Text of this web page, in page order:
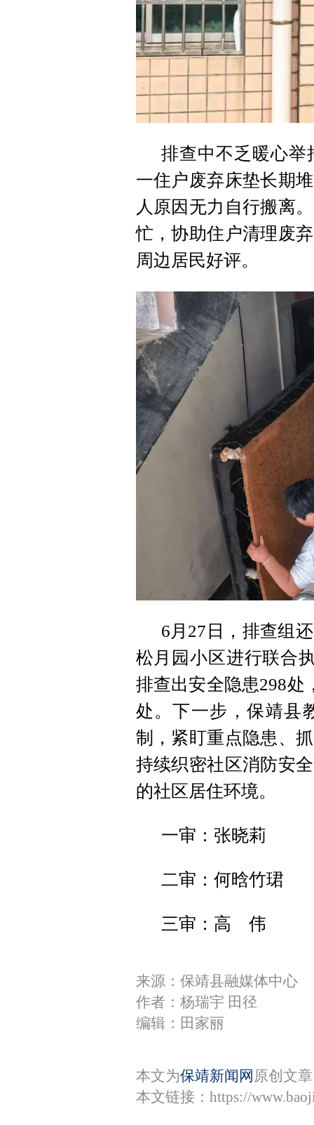
排查中不乏暖心举
一住户废弃床垫长期
人原因无力自行搬离
忙，协助住户清理废
周边居民好评。
6月27日，排查组
松月园小区进行联合
排查出安全隐患298处
处。下一步，保靖县
制，紧盯重点隐患、
持续织密社区消防安
的社区居住环境。
一审：张晓莉
二审：何晗竹珺
三审：高 伟
来源：保靖县融媒体中心
作者：杨瑞宇 田径
编辑：田家丽
本文为保靖新闻网 原创文
本文链接： https://